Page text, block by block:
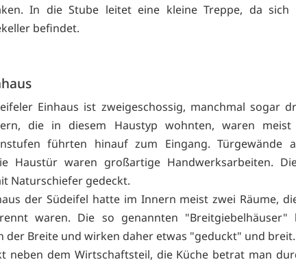
In die Stube leitet eine kleine Treppe, da
befindet.
Einhaus ist zweigeschossig, manchmal sogar
die in diesem Haustyp wohnten, waren meist
führten hinauf zum Eingang. Türgewände
Haustür waren großartige Handwerksarbeiten.
Naturschiefer gedeckt.
der Südeifel hatte im Innern meist zwei Räume,
waren. Die so genannten "Breitgiebelhäuser"
der Breite und wirken daher etwas "geduckt" und
neben dem Wirtschaftsteil, die Küche betrat man